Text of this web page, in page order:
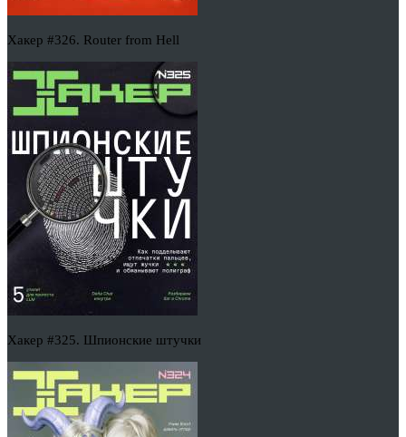
Хакер #326. Router from Hell
Хакер #325. Шпионские штучки